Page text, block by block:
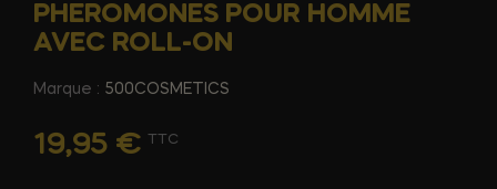
PHEROMONES POUR HOMME
AVEC ROLL-ON
Marque : 500COSMETICS
19,95 € TTC